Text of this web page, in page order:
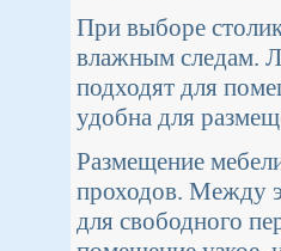
При выборе
влажным следам.
подходят для
удобна для
Размещение
проходов. Между
для свободного